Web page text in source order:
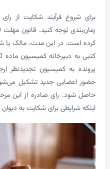
زمان‌بندی توجه کنید.
در این مدت، مالک یا شهرداری باید
کتبی به دبیرخانه
کمیسیون تجدیدنظر ارجاع داده
جدید تشکیل می‌شود تا از
رای صادره از این مرحله قطعی است
برای شکایت به دیوان عدالت اداری